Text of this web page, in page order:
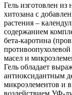
Гель изготовлен из
хитозана с
растения –
содержанием
бета-каротина
масел и
Гель обладает
антиоксидантным
микроэлементов и
воздействием УФ-